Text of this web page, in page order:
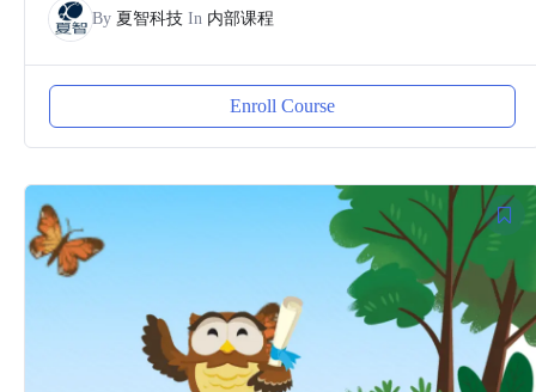
By 夏智科技 In 内部课程
Enroll Course